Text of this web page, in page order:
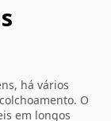
há vários
O
em longos